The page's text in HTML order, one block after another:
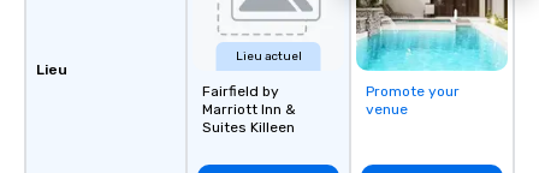
Lieu
Lieu actuel
Fairfield by
Marriott Inn &
Suites Killeen
Promote your
venue